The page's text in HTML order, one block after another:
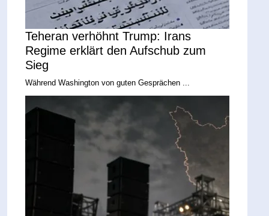
Teheran verhöhnt Trump: Irans
Regime erklärt den Aufschub zum
Sieg
Während Washington von guten Gesprächen ...